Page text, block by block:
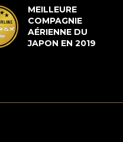
MEILLEURE
COMPAGNIE
AÉRIENNE DU
JAPON EN 2019